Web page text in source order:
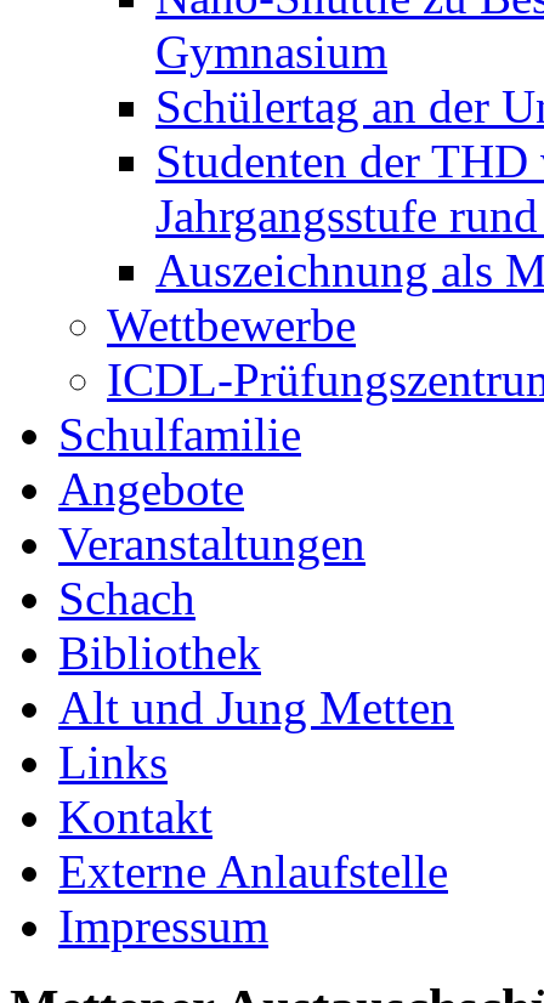
Gymnasium
Schülertag an der
Studenten der
Jahrgangsstufe
Auszeichnung als
Wettbewerbe
ICDL-
Schulfamilie
Angebote
Veranstaltungen
Schach
Bibliothek
Alt und Jung Metten
Links
Kontakt
Externe Anlaufstelle
Impressum